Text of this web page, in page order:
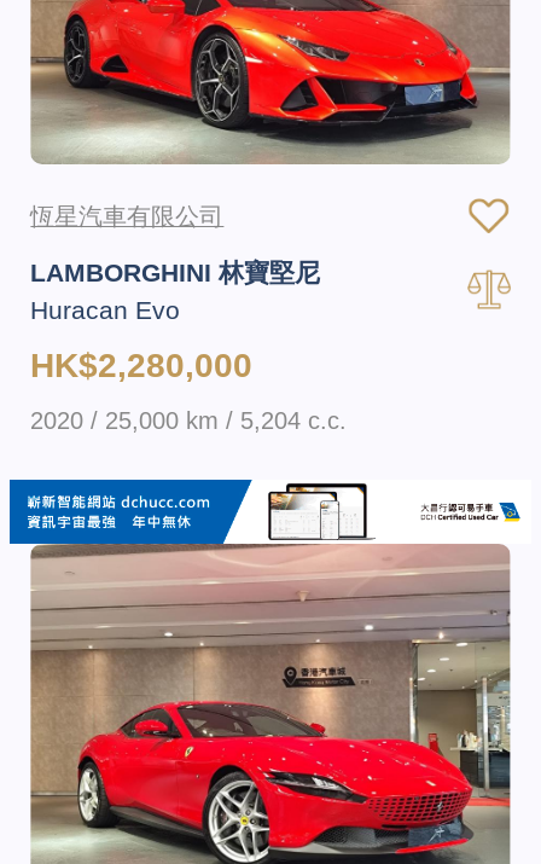
恆星汽車有限公司
LAMBORGHINI 林寶堅尼
Huracan Evo
HK$2,280,000
2020 / 25,000 km / 5,204 c.c.